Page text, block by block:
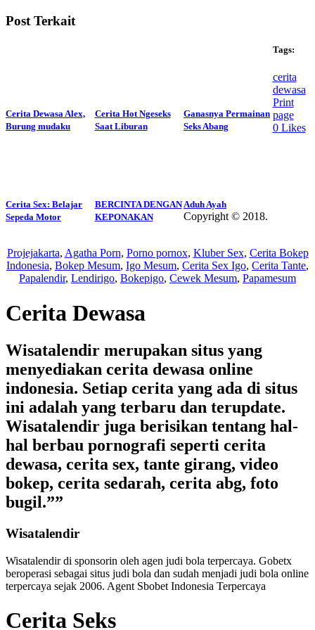
Post Terkait
Cerita Dewasa Alex,
Burung mudaku
Cerita Hot Ngeseks
Saat Liburan
Ganasnya Permainan
Seks Abang
Cerita Sex: Belajar
Sepeda Motor
BERCINTA DENGAN
KEPONAKAN
Aduh Ayah
Tags:
cerita
dewasa
Print
page
0Likes
Copyright © 2018.
Projejakarta, Agatha Porn, Porno pornox, Kluber Sex, Cerita Bokep
Indonesia, Bokep Mesum, Igo Mesum, Cerita Sex Igo, Cerita Tante,
Papalendir, Lendirigo, Bokepigo, Cewek Mesum, Papamesum
Cerita Dewasa
Wisatalendir merupakan situs yang
menyediakan cerita dewasa online
indonesia. Setiap cerita yang ada di situs
ini adalah yang terbaru dan terupdate.
Wisatalendir juga berisikan tentang hal-
hal berbau pornografi seperti cerita
dewasa, cerita sex, tante girang, video
bokep, cerita sedarah, cerita abg, foto
bugil.””
Wisatalendir
Wisatalendir di sponsorin oleh agen judi bola terpercaya. Gobetx
beroperasi sebagai situs judi bola dan sudah menjadi judi bola online
terpercaya sejak 2006. Agent Sbobet Indonesia Terpercaya
Cerita Seks